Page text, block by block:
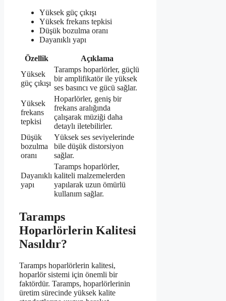
Yüksek güç çıkışı
Yüksek frekans tepkisi
Düşük bozulma oranı
Dayanıklı yapı
Özellik
Açıklama
Yüksek
güç çıkışı
Taramps hoparlörler, güçlü
bir amplifikatör ile yüksek
ses basıncı ve gücü sağlar.
Yüksek
frekans
tepkisi
Hoparlörler, geniş bir
frekans aralığında
çalışarak müziği daha
detaylı iletebilirler.
Düşük
bozulma
oranı
Yüksek ses seviyelerinde
bile düşük distorsiyon
sağlar.
Dayanıklı
yapı
Taramps hoparlörler,
kaliteli malzemelerden
yapılarak uzun ömürlü
kullanım sağlar.
Taramps
Hoparlörlerin Kalitesi
Nasıldır?
Taramps hoparlörlerin kalitesi,
hoparlör sistemi için önemli bir
faktördür. Taramps, hoparlörlerinin
üretim sürecinde yüksek kalite